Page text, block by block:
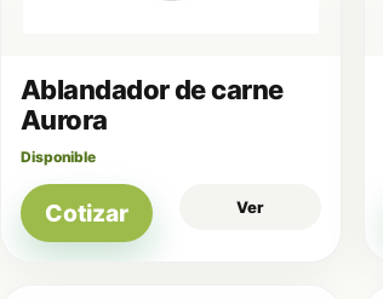
Ablandador de carne
Aurora
Disponible
Cotizar Ver